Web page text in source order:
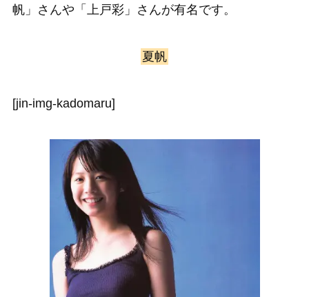
帆」さんや「上戸彩」さんが有名です。
夏帆
[jin-img-kadomaru]